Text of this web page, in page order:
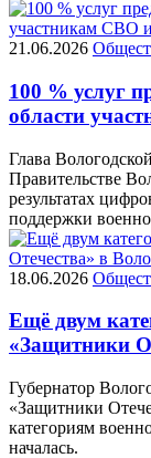
21.06.2026
100 % услуг
области
Глава
Правительстве
результатах
поддержки
18.06.2026
Ещё двум
«Защитники
Губернатор
«Защитники
категориям
началась.